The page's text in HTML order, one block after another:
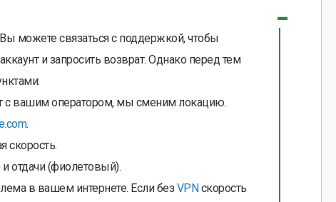
можете связаться с поддержкой, чтобы
и запросить возврат. Однако перед тем
с вашим оператором, мы сменим локацию.
.
скорость.
и отдачи (фиолетовый).
в вашем интернете. Если без VPN скорость